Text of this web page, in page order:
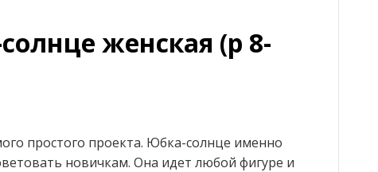
женская (р 8-
простого проекта. Юбка-солнце именно
новичкам. Она идет любой фигуре и